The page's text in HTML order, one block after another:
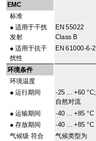
EMC
标准
●适用于干扰
发射
EN 55022
Class B
●适用于抗干
扰性
EN 61000-6-2
环境条件
环境温度
●运行期间 -25 ... +60 °C;
自然对流
●运输期间 -40 ... +85 °C
●存放期间 -40 ... +85 °C
气候级 符合
气候类型为